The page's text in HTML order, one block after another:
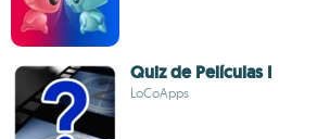
Quiz de Películas I
LoCoApps